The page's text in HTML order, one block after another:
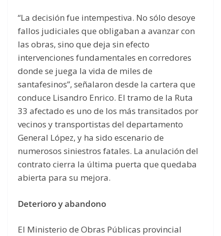
“La decisión fue intempestiva. No sólo desoye
fallos judiciales que obligaban a avanzar con
las obras, sino que deja sin efecto
intervenciones fundamentales en corredores
donde se juega la vida de miles de
santafesinos”, señalaron desde la cartera que
conduce Lisandro Enrico. El tramo de la Ruta
33 afectado es uno de los más transitados por
vecinos y transportistas del departamento
General López, y ha sido escenario de
numerosos siniestros fatales. La anulación del
contrato cierra la última puerta que quedaba
abierta para su mejora.
Deterioro y abandono
El Ministerio de Obras Públicas provincial